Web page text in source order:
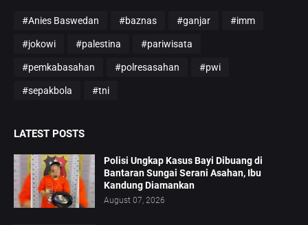
#Anies Baswedan #baznas #ganjar #imm
#jokowi #palestina #pariwisata
#pemkabasahan #polresasahan #pwi
#sepakbola #tni
LATEST POSTS
Polisi Ungkap Kasus Bayi Dibuang di
Bantaran Sungai Serani Asahan, Ibu
Kandung Diamankan
August 07, 2026